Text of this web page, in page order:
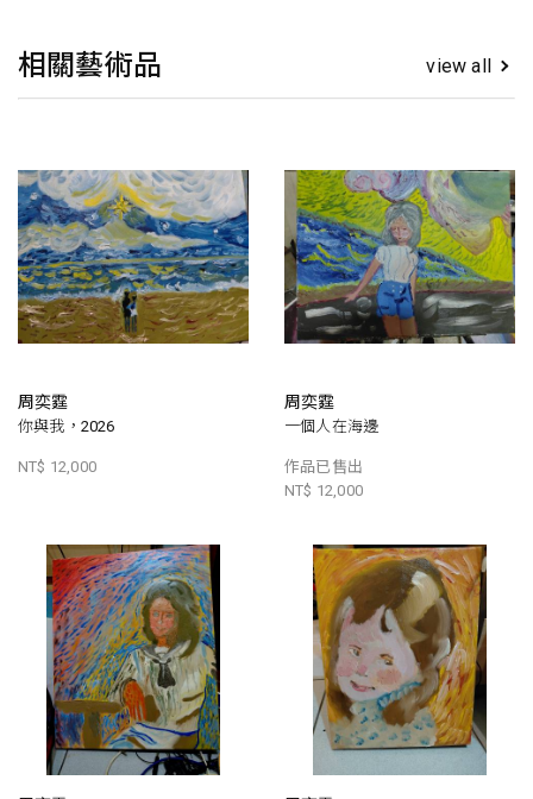
相關藝術品 view all
周奕霆
你與我，2026
NT$ 12,000
周奕霆
一個人在海邊
作品已售出
NT$ 12,000